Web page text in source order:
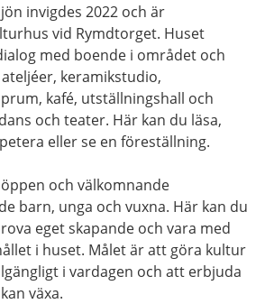
invigdes 2022 och är
vid Rymdtorget. Huset
med boende i området och
keramikstudio,
kafé, utställningshall och
och teater. Här kan du läsa,
eller se en föreställning.
och välkomnande
barn, unga och vuxna. Här kan du
eget skapande och vara med
i huset. Målet är att göra kultur
i vardagen och att erbjuda
växa.